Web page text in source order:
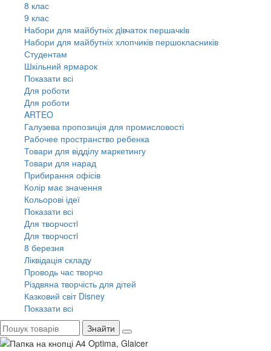
8 клас
9 клас
Набори для майбутніх дiвчаток першачкiв
Набори для майбутніх хлопчиків першокласників
Студентам
Шкільний ярмарок
Показати всі
Для роботи
Для роботи
ARTEO
Галузева пропозиція для промисловості
Рабочее пространство ребенка
Товари для відділу маркетингу
Товари для нарад
Прибирання офісів
Колір має значення
Кольорові ідеї
Показати всі
Для творчостi
Для творчостi
8 березня
Ліквідація складу
Проводь час творчо
Різдвяна творчість для дітей
Казковий світ Disney
Показати всі
Знайти